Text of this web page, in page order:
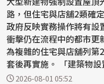
路，但住宅與店舖2類確
政府反映實務操作將有設
衝擊仍在流程中的都市更
為複雜的住宅與店舖列
套後再實施。 「建築物設置太陽光電發電設備標準」新
制8月...
2026-08-01 05:52